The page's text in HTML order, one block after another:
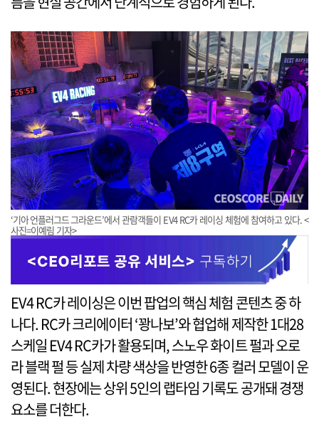
‘기아 언플러그드 그라운드’에서 관람객들이 EV4 RC카 레이싱 체험에 참여하고 있다. <
사진=이예림 기자>
EV4 RC카 레이싱은 이번 팝업의 핵심 체험 콘텐츠 중 하
나다. RC카 크리에이터 ‘꽝나보’와 협업해 제작한 1대28
스케일 EV4 RC카가 활용되며, 스노우 화이트 펄과 오로
라 블랙 펄 등 실제 차량 색상을 반영한 6종 컬러 모델이 운
영된다. 현장에는 상위 5인의 랩타임 기록도 공개돼 경쟁
요소를 더한다.